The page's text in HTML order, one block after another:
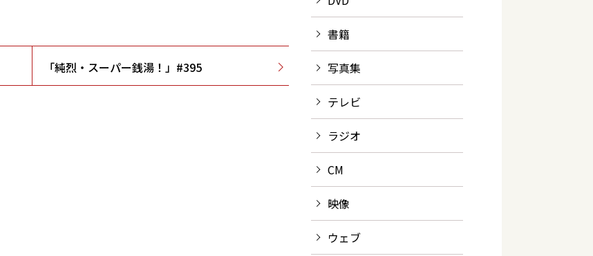
「純烈・スーパー銭湯！」#395
書籍
写真集
テレビ
ラジオ
CM
映像
ウェブ